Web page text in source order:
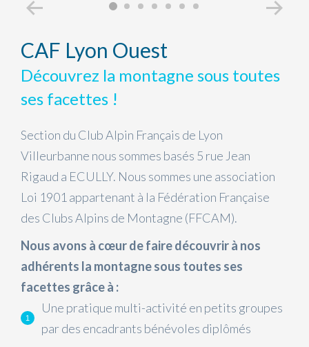
CAF Lyon Ouest
Découvrez la montagne sous toutes
ses facettes !
Section du Club Alpin Français de Lyon
Villeurbanne nous sommes basés 5 rue Jean
Rigaud a ECULLY. Nous sommes une association
Loi 1901 appartenant à la Fédération Française
des Clubs Alpins de Montagne (FFCAM).
Nous avons à cœur de faire découvrir à nos
adhérents la montagne sous toutes ses
facettes grâce à :
Une pratique multi-activité en petits groupes
par des encadrants bénévoles diplômés